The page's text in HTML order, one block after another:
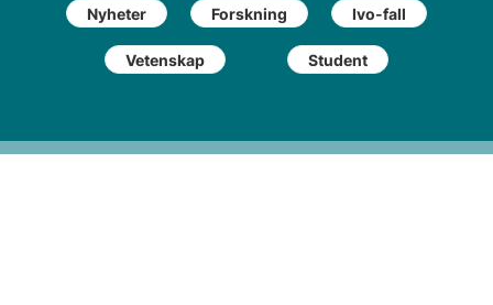
Nyheter Forskning Ivo-fall
Vetenskap Student